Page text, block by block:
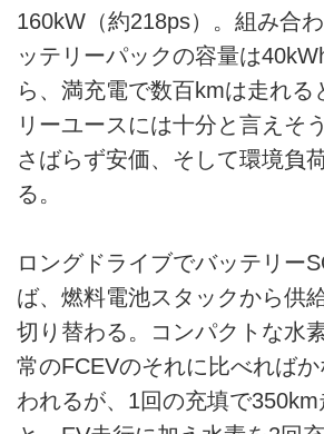
160kW（約218ps）。組み合
ッテリーパックの容量は
ら、満充電で数百kmは走れる
リーユースには十分と言えそ
さばらず安価、そして環境負
る。
ロングドライブでバッテリー
ば、燃料電池スタックから供
切り替わる。コンパクトな水
常のFCEVのそれに比べれば
われるが、1回の充填で350km